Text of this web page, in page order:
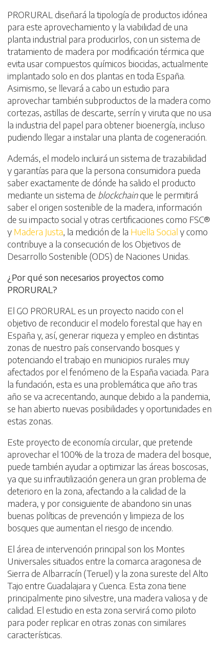
PRORURAL diseñará la tipología de productos idónea
para este aprovechamiento y la viabilidad de una
planta industrial para producirlos, con un sistema de
tratamiento de madera por modificación térmica que
evita usar compuestos químicos biocidas, actualmente
implantado solo en dos plantas en toda España.
Asimismo, se llevará a cabo un estudio para
aprovechar también subproductos de la madera como
cortezas, astillas de descarte, serrín y viruta que no usa
la industria del papel para obtener bioenergía, incluso
pudiendo llegar a instalar una planta de cogeneración.
Además, el modelo incluirá un sistema de trazabilidad
y garantías para que la persona consumidora pueda
saber exactamente de dónde ha salido el producto
mediante un sistema de blockchainque le permitirá
saber el origen sostenible de la madera, información
de su impacto social y otras certificaciones como FSC®
y Madera Justa, la medición de la Huella Social y como
contribuye a la consecución de los Objetivos de
Desarrollo Sostenible (ODS) de Naciones Unidas.
¿Por qué son necesarios proyectos como
PRORURAL?
El GO PRORURAL es un proyecto nacido con el
objetivo de reconducir el modelo forestal que hay en
España y, así, generar riqueza y empleo en distintas
zonas de nuestro país conservando bosques y
potenciando el trabajo en municipios rurales muy
afectados por el fenómeno de la España vaciada. Para
la fundación, esta es una problemática que año tras
año se va acrecentando, aunque debido a la pandemia,
se han abierto nuevas posibilidades y oportunidades en
estas zonas.
Este proyecto de economía circular, que pretende
aprovechar el 100% de la troza de madera del bosque,
puede también ayudar a optimizar las áreas boscosas,
ya que su infrautilización genera un gran problema de
deterioro en la zona, afectando a la calidad de la
madera, y por consiguiente de abandono sin unas
buenas políticas de prevención y limpieza de los
bosques que aumentan el riesgo de incendio.
El área de intervención principal son los Montes
Universales situados entre la comarca aragonesa de
Sierra de Albarracín (Teruel) y la zona sureste del Alto
Tajo entre Guadalajara y Cuenca. Esta zona tiene
principalmente pino silvestre, una madera valiosa y de
calidad. El estudio en esta zona servirá como piloto
para poder replicar en otras zonas con similares
características.